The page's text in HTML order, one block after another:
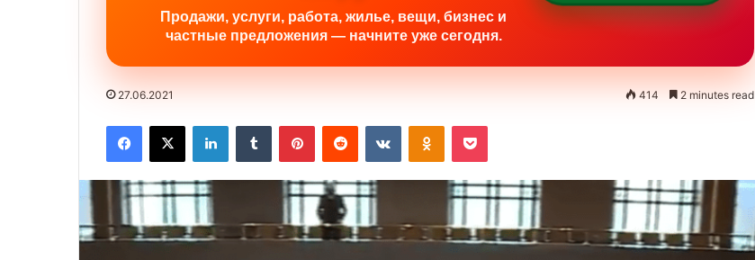
Продажи, услуги, работа, жилье, вещи, бизнес и
частные предложения — начните уже сегодня.
27.06.2021 414 2 minutes read